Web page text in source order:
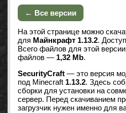
← Все версии
На этой странице можно
для Майнкрафт 1.13.2.
Всего файлов для этой
файлов — 1,32 Mb.
SecurityCraft — это версия
под Minecraft 1.13.2. Здесь
сборки для установки на
сервер. Перед скачиванием
загрузчик нужен именно для